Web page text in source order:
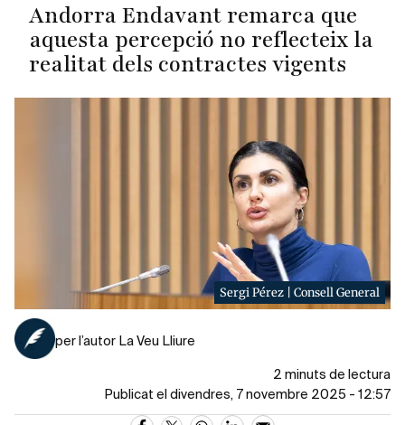
Andorra Endavant remarca que
aquesta percepció no reflecteix la
realitat dels contractes vigents
Sergi Pérez | Consell General
per l’autor La Veu Lliure
2 minuts de lectura
Publicat el divendres, 7 novembre 2025 - 12:57